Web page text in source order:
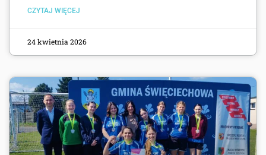
CZYTAJ WIĘCEJ
24 kwietnia 2026